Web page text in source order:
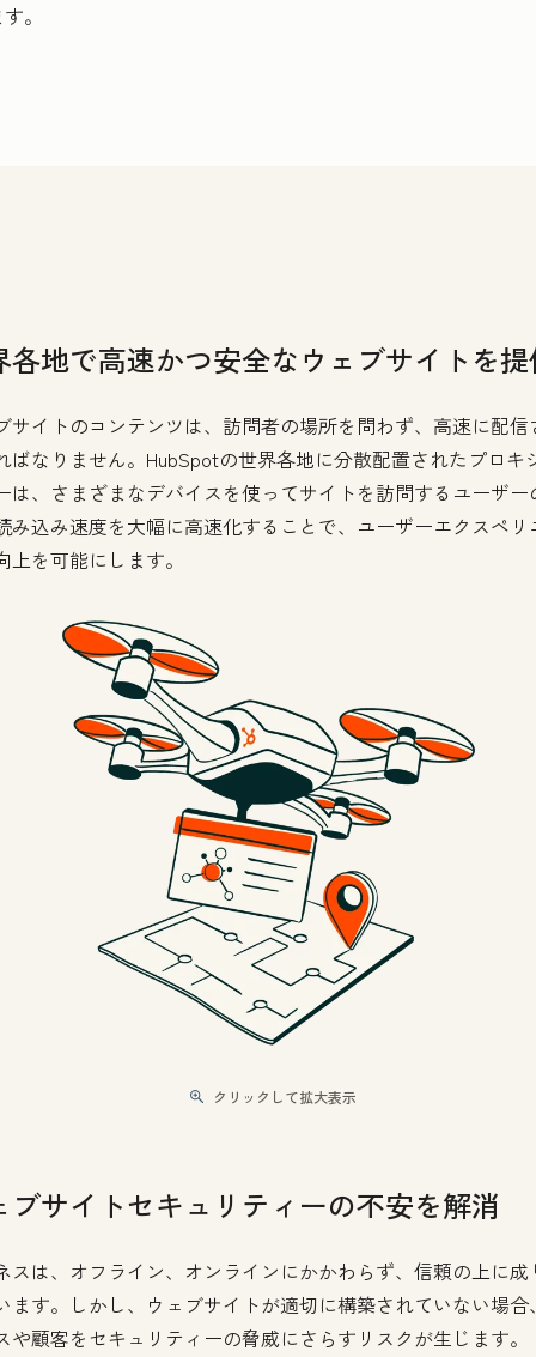
。
各地で高速かつ安全なウェブサイトを提
サイトのコンテンツは、訪問者の場所を問わず、高速に配信
ばなりません。HubSpotの世界各地に分散配置されたプロキ
は、さまざまなデバイスを使ってサイトを訪問するユーザー
み込み速度を大幅に高速化することで、ユーザーエクスペリ
上を可能にします。
クリックして拡大表示
ブサイトセキュリティーの不安を解消
スは、オフライン、オンラインにかかわらず、信頼の上に成
ます。しかし、ウェブサイトが適切に構築されていない場合
や顧客をセキュリティーの脅威にさらすリスクが生じます。